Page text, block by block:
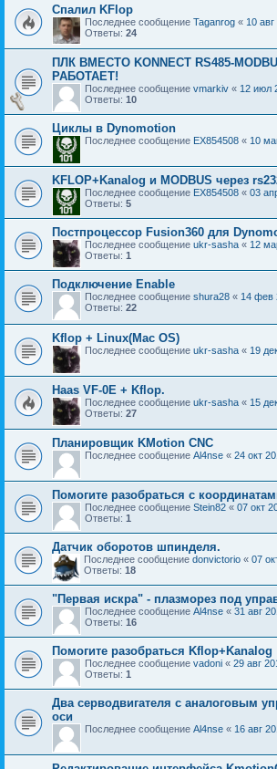
Спалил KFlop
Последнее сообщение Taganrog « 10
Ответы: 24
ПЛК ВМЕСТО KONNECT RS485-
РАБОТАЕТ!
Последнее сообщение vmarkiv « 12 июл
Ответы: 10
Циклы в Dynomotion
Последнее сообщение EX854508 « 10
KFLOP+Kanalog и MODBUS через
Последнее сообщение EX854508 « 03
Ответы: 5
Постпроцессор Fusion360 для
Последнее сообщение ukr-sasha « 12
Ответы: 1
Подключение Enable
Последнее сообщение shura28 « 14 фев
Ответы: 22
Kflop + Linux(Mac OS)
Последнее сообщение ukr-sasha « 19
Haas VF-0E + Kflop.
Последнее сообщение ukr-sasha « 15
Ответы: 27
Планировщик KMotion CNC
Последнее сообщение Al4nse « 24 окт
Помогите разобраться с
Последнее сообщение Stein82 « 07 окт
Ответы: 1
Датчик оборотов шпинделя.
Последнее сообщение donvictorio « 07
Ответы: 18
"Первая искра" - плазморез под
Последнее сообщение Al4nse « 31 авг
Ответы: 16
Помогите разобраться Kflop+Kanalog
Последнее сообщение vadoni « 29 авг
Ответы: 1
Два серводвигателя с аналоговым
оси
Последнее сообщение Al4nse « 16 авг